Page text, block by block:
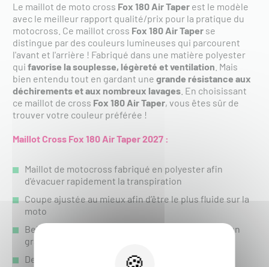
Le maillot de moto cross Fox 180 Air Taper est le modèle
avec le meilleur rapport qualité/prix pour la pratique du
motocross. Ce maillot cross Fox 180 Air Taper se
distingue par des couleurs lumineuses qui parcourent
l'avant et l'arrière ! Fabriqué dans une matière polyester
qui favorise la souplesse, légèreté et ventilation . Mais
bien entendu tout en gardant une grande résistance aux
déchirements et aux nombreux lavages . En choisissant
ce maillot de cross Fox 180 Air Taper, vous êtes sûr de
trouver votre couleur préférée !
Maillot Cross Fox 180 Air Taper 2027 :
Maillot de motocross fabriqué en polyester afin
d'évacuer rapidement la transpiration
Coupe ajustée au mieux afin d’être le plus fluide sur la
moto
Belles finitions du col et des manches apportant un
grand confort
De larges panneaux en maille mesh sont présents